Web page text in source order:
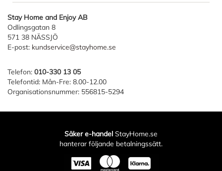
Stay Home and Enjoy AB
Odlingsgatan 8
571 38 NÄSSJÖ
E-post: kundservice@stayhome.se
Telefon: 010-330 13 05
Telefontid: Mån-Fre: 8.00-12.00
Organisationsnummer: 556815-5294
Säker e-handel StayHome.se
hanterar följande betalningssätt.